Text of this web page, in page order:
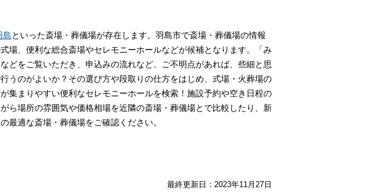
島といった斎場・葬儀場が存在します。羽島市で斎場・葬儀場の情報
場、便利な総合斎場やセレモニーホールなどが候補となります。「み
どをご覧いただき、申込みの流れなど、ご不明点があれば、些細と思
うのがよいか？その選び方や段取りの仕方をはじめ、式場・火葬場の
集まりやすい便利なセレモニーホールを検索！施設予約や空き日程の
ら場所の雰囲気や価格相場を近隣の斎場・葬儀場とで比較したり、新
最適な斎場・葬儀場をご確認ください。
最終更新日： 2023年11月27日